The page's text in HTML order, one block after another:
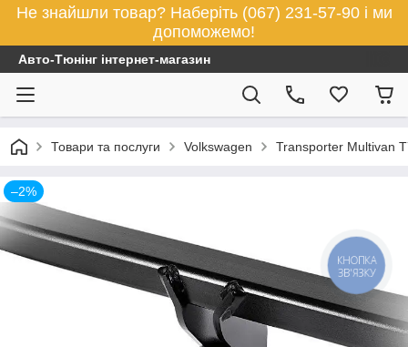
Не знайшли товар? Наберіть (067) 231-57-90 і ми
допоможемо!
Авто-Тюнінг інтернет-магазин
Товари та послуги Volkswagen Transporter Multivan
–2%
КНОПКА
ЗВ'ЯЗКУ